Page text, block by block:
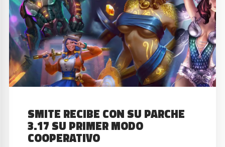
SMITE RECIBE CON SU PARCHE
3.17 SU PRIMER MODO
COOPERATIVO